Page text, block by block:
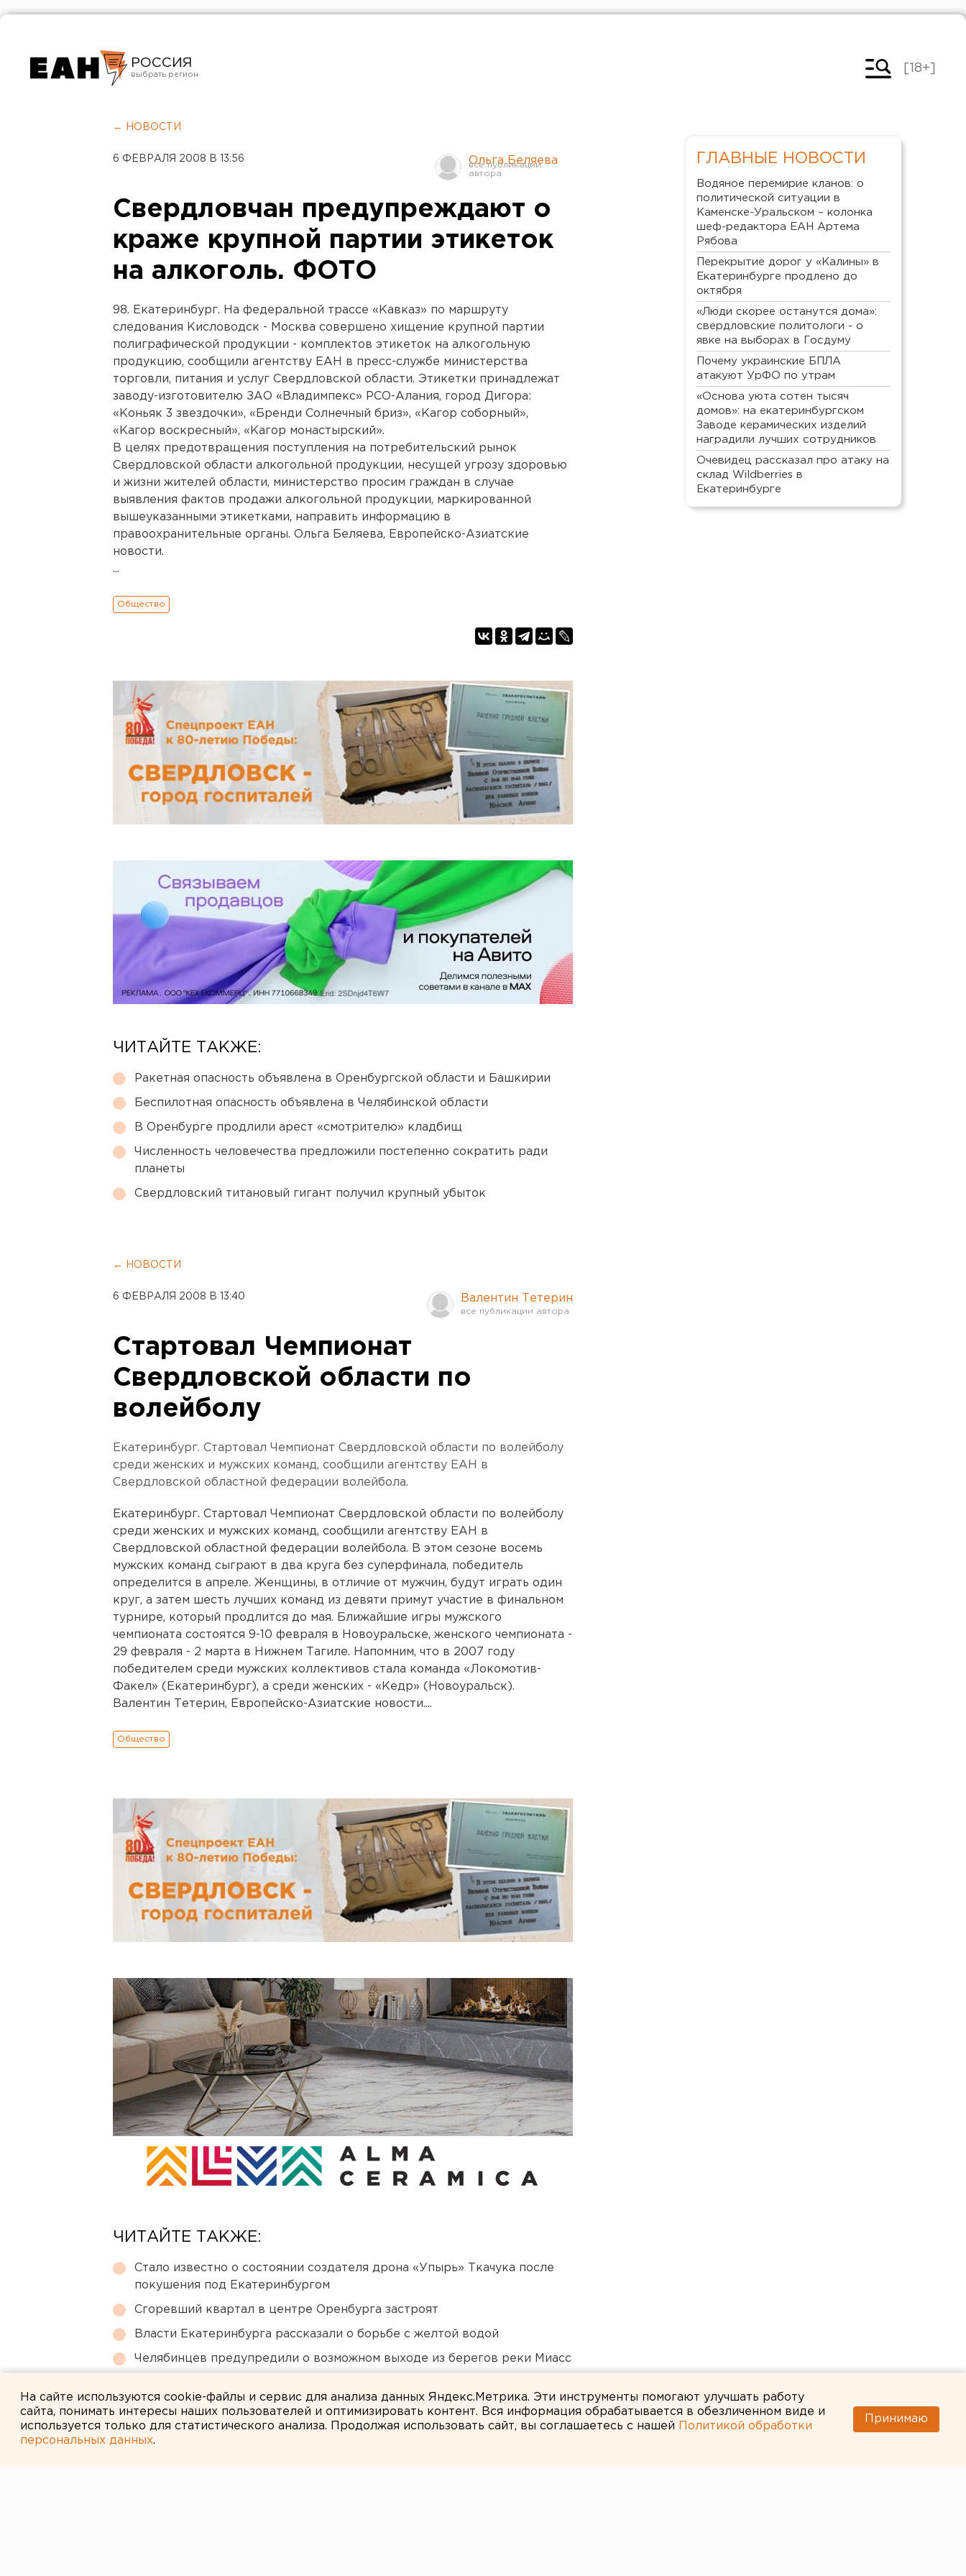
РОССИЯ
Челябинск
[18+]
← НОВОСТИ
6 ФЕВРАЛЯ 2008 В 13:56 Ольга Беляева
Свердловчан предупреждают о
краже крупной партии этикеток
на алкоголь. ФОТО
98. Екатеринбург. На федеральной трассе «Кавказ» по маршруту
следования Кисловодск - Москва совершено хищение крупной партии
полиграфической продукции - комплектов этикеток на алкогольную
продукцию, сообщили агентству ЕАН в пресс-службе министерства
торговли, питания и услуг Свердловской области. Этикетки принадлежат
заводу-изготовителю ЗАО «Владимпекс» РСО-Алания, город Дигора:
«Коньяк 3 звездочки», «Бренди Солнечный бриз», «Кагор соборный»,
«Кагор воскресный», «Кагор монастырский».
В целях предотвращения поступления на потребительский рынок
Свердловской области алкогольной продукции, несущей угрозу здоровью
и жизни жителей области, министерство просим граждан в случае
выявления фактов продажи алкогольной продукции, маркированной
вышеуказанными этикетками, направить информацию в
правоохранительные органы. Ольга Беляева, Европейско-Азиатские
новости.
...
Общество
ЧИТАЙТЕ ТАКЖЕ:
Ракетная опасность объявлена в Оренбургской области и Башкирии
Беспилотная опасность объявлена в Челябинской области
В Оренбурге продлили арест «смотрителю» кладбищ
Численность человечества предложили постепенно сократить ради
планеты
Свердловский титановый гигант получил крупный убыток
← НОВОСТИ
6 ФЕВРАЛЯ 2008 В 13:40 Валентин Тетерин
Стартовал Чемпионат
Свердловской области по
волейболу
Екатеринбург. Стартовал Чемпионат Свердловской области по волейболу
среди женских и мужских команд, сообщили агентству ЕАН в
Свердловской областной федерации волейбола.
Екатеринбург. Стартовал Чемпионат Свердловской области по волейболу
среди женских и мужских команд, сообщили агентству ЕАН в
Свердловской областной федерации волейбола. В этом сезоне восемь
мужских команд сыграют в два круга без суперфинала, победитель
определится в апреле. Женщины, в отличие от мужчин, будут играть один
круг, а затем шесть лучших команд из девяти примут участие в финальном
турнире, который продлится до мая. Ближайшие игры мужского
чемпионата состоятся 9-10 февраля в Новоуральске, женского чемпионата -
29 февраля - 2 марта в Нижнем Тагиле. Напомним, что в 2007 году
победителем среди мужских коллективов стала команда «Локомотив-
Факел» (Екатеринбург), а среди женских - «Кедр» (Новоуральск).
Валентин Тетерин, Европейско-Азиатские новости....
Общество
ЧИТАЙТЕ ТАКЖЕ:
Стало известно о состоянии создателя дрона «Упырь» Ткачука после
покушения под Екатеринбургом
Сгоревший квартал в центре Оренбурга застроят
Власти Екатеринбурга рассказали о борьбе с желтой водой
Челябинцев предупредили о возможном выходе из берегов реки Миасс
ГЛАВНЫЕ НОВОСТИ
Водяное перемирие кланов: о
политической ситуации в
Каменске-Уральском – колонка
шеф-редактора ЕАН Артема
Рябова
Перекрытие дорог у «Калины» в
Екатеринбурге продлено до
октября
«Люди скорее останутся дома»:
свердловские политологи - о
явке на выборах в Госдуму
Почему украинские БПЛА
атакуют УрФО по утрам
«Основа уюта сотен тысяч
домов»: на екатеринбургском
Заводе керамических изделий
наградили лучших сотрудников
Очевидец рассказал про атаку на
склад Wildberries в
Екатеринбурге
На сайте используются cookie-файлы и сервис для анализа данных Яндекс.Метрика. Эти инструменты помогают улучшать работу
сайта, понимать интересы наших пользователей и оптимизировать контент. Вся информация обрабатывается в обезличенном виде и
используется только для статистического анализа. Продолжая использовать сайт, вы соглашаетесь с нашей
Политикой обработки
персональных данных.
Принимаю